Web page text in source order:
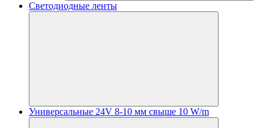
Светодиодные ленты
Универсальные 24V 8-10 мм свыше 10 W/m